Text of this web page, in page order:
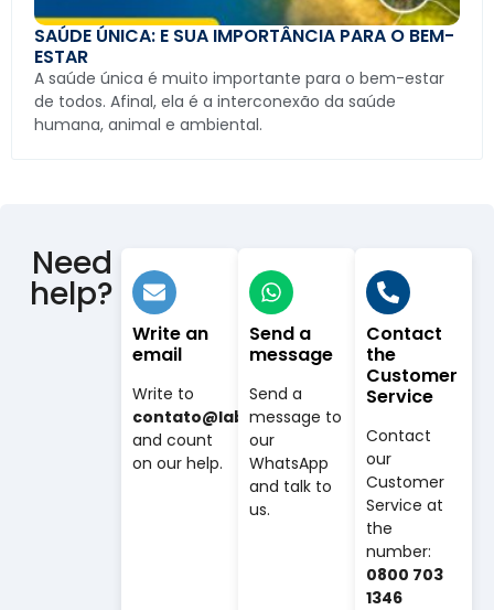
SAÚDE ÚNICA: E SUA IMPORTÂNCIA PARA O BEM-
ESTAR
A saúde única é muito importante para o bem-estar
de todos. Afinal, ela é a interconexão da saúde
humana, animal e ambiental.
Need
help?
Write an
email
Write to
contato@labovet.com.br
and count
on our help.
Send a
message
Send a
message to
our
WhatsApp
and talk to
us.
Contact
the
Customer
Service
Contact
our
Customer
Service at
the
number:
0800 703
1346